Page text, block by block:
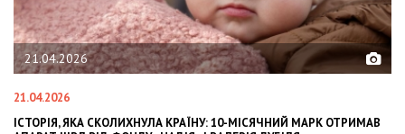
21.04.2026
21.04.2026
ІСТОРІЯ, ЯКА СКОЛИХНУЛА КРАЇНУ: 10-МІСЯЧНИЙ МАРК ОТРИМАВ